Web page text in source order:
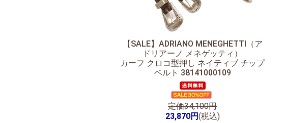
【SALE】 ADRIANO MENEGHETTI（ア
ドリアーノ メネゲッティ）
カーフ クロコ型押し ネイティブ チップ
ベルト 38141000109
定価34,100円
23,870円(税込)